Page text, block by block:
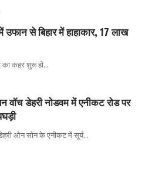
उफान से बिहार में हाहाकार, 17 लाख
का कहर शुरू हो…
वॉच डेहरी नोडवम में एनीकट रोड पर
ओन सोन के एनीकट में सूर्य…